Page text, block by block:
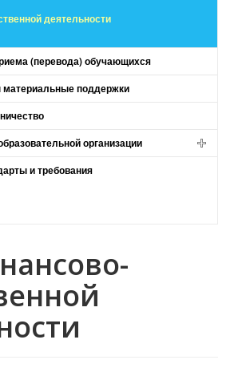
деятельности
(перевода) обучающихся
поддержки
организации
и требования